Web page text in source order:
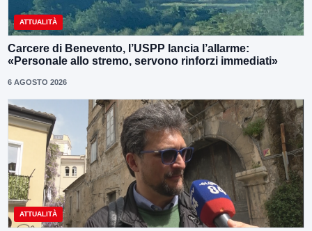
ATTUALITÀ
Carcere di Benevento, l’USPP lancia l’allarme:
«Personale allo stremo, servono rinforzi immediati»
6 AGOSTO 2026
ATTUALITÀ